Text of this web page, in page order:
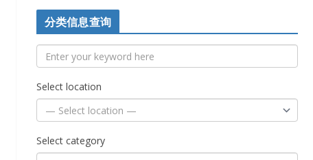
分类信息查询
Select location
Select category